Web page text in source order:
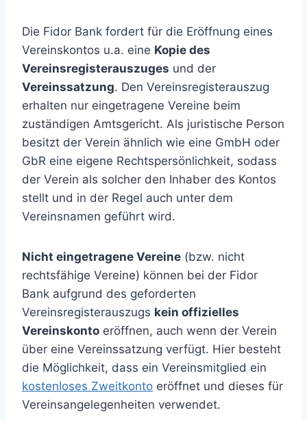
Die Fidor Bank fordert für die Eröffnung eines
Vereinskontos u.a. eine Kopie des
Vereinsregisterauszuges und der
Vereinssatzung. Den Vereinsregisterauszug
erhalten nur eingetragene Vereine beim
zuständigen Amtsgericht. Als juristische Person
besitzt der Verein ähnlich wie eine GmbH oder
GbR eine eigene Rechtspersönlichkeit, sodass
der Verein als solcher den Inhaber des Kontos
stellt und in der Regel auch unter dem
Vereinsnamen geführt wird.
Nicht eingetragene Vereine (bzw. nicht
rechtsfähige Vereine) können bei der Fidor
Bank aufgrund des geforderten
Vereinsregisterauszugs kein offizielles
Vereinskonto eröffnen, auch wenn der Verein
über eine Vereinssatzung verfügt. Hier besteht
die Möglichkeit, dass ein Vereinsmitglied ein
kostenloses Zweitkonto eröffnet und dieses für
Vereinsangelegenheiten verwendet.